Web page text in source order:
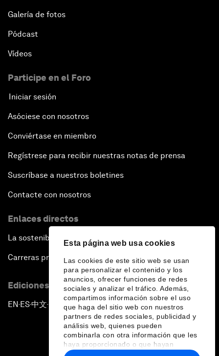
Esta página web usa cookies
Las cookies de este sitio web se usan
para personalizar el contenido y los
anuncios, ofrecer funciones de redes
sociales y analizar el tráfico. Además,
compartimos información sobre el uso
que haga del sitio web con nuestros
partners de redes sociales, publicidad y
análisis web, quienes pueden
combinarla con otra información que les
haya proporcionado o que hayan
recopilado a partir del uso que haya
Galería de fotos
Pódcast
Vídeos
Participe en el Foro
Iniciar sesión
Asóciese con nosotros
Conviértase en miembro
Regístrese para recibir nuestras notas de prensa
Suscríbase a nuestros boletines
Contacte con nosotros
Enlaces directos
La sostenibilidad en el Foro
Carreras profesionales
Ediciones en otros idiomas
EN ▪ES▪中文▪ 日本語